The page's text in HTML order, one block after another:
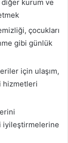
diğer kurum ve
çocukları
gibi günlük
için ulaşım,
hizmetleri
iyileştirmelerine